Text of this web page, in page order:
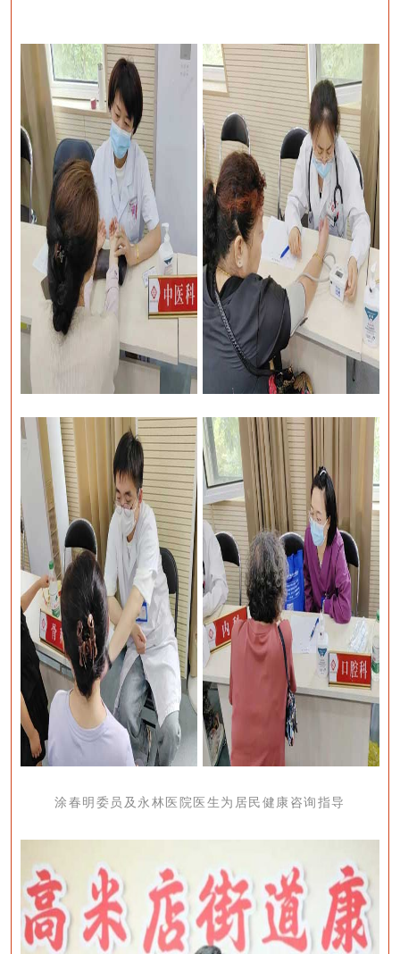
涂春明委员及永林医院医生为居民健康咨询指导